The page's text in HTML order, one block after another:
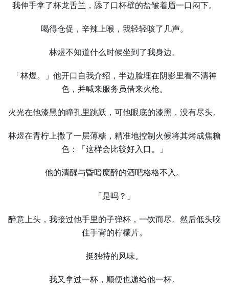
我伸手拿了杯龙舌兰，舔了口杯壁的盐皱着眉一口闷下。
喝得仓促，辛辣上喉，我轻轻咳了几声。
林煜不知道什么时候坐到了我身边。
「林煜。」他开口自我介绍，半边脸埋在阴影里看不清神
色，并喊来服务员借来火枪。
火光在他漆黑的瞳孔里跳跃，可他眼底的漆黑，没有尽头。
林煜在青柠上撒了一层薄糖，精准地控制火候将其烤成焦糖
色：「这样会比较好入口。」
他的清醒与昏暗糜醉的酒吧格格不入。
「是吗？」
醉意上头，我接过他手里的子弹杯，一饮而尽。然后低头咬
住手背的柠檬片。
挺独特的风味。
我又拿过一杯，顺便也递给他一杯。